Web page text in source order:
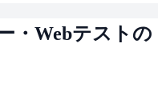
・Webテストの